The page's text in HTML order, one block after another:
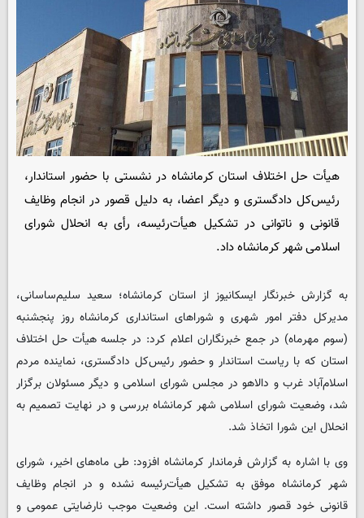
هیأت حل اختلاف استان کرمانشاه در نشستی با حضور استاندار،
رئیس‌کل دادگستری و دیگر اعضا، به دلیل قصور در انجام وظایف
قانونی و ناتوانی در تشکیل هیأت‌رئیسه، رأی به انحلال شورای
اسلامی شهر کرمانشاه داد.
به گزارش خبرنگار ایسکانیوز از استان کرمانشاه؛ سعید سلیم‌ساسانی،
مدیرکل دفتر امور شهری و شوراهای استانداری کرمانشاه روز پنجشنبه
(سوم مهرماه) در جمع خبرنگاران اعلام کرد: در جلسه هیأت حل اختلاف
استان که با ریاست استاندار و حضور رئیس‌کل دادگستری، نماینده مردم
اسلام‌آباد غرب و دالاهو در مجلس شورای اسلامی و دیگر مسئولان برگزار
شد، وضعیت شورای اسلامی شهر کرمانشاه بررسی و در نهایت تصمیم به
انحلال این شورا اتخاذ شد.
وی با اشاره به گزارش فرماندار کرمانشاه افزود: طی ماه‌های اخیر، شورای
شهر کرمانشاه موفق به تشکیل هیأت‌رئیسه نشده و در انجام وظایف
قانونی خود قصور داشته است. این وضعیت موجب نارضایتی عمومی و